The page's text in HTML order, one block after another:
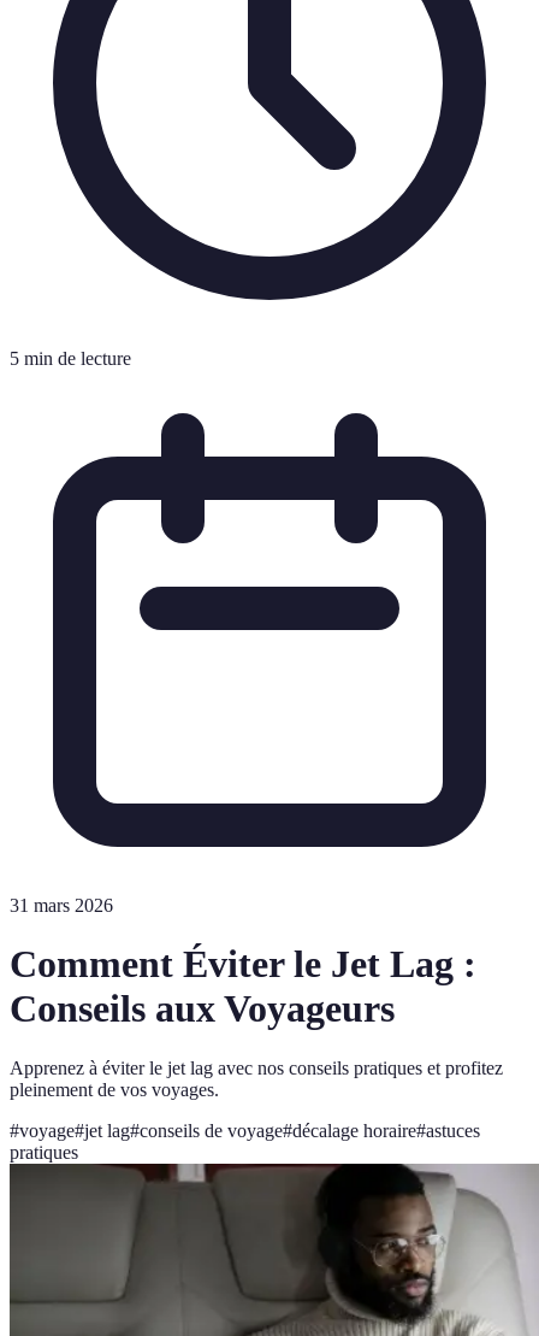
5 min de lecture
31 mars 2026
Comment Éviter le Jet Lag :
Conseils aux Voyageurs
Apprenez à éviter le jet lag avec nos conseils pratiques et profitez
pleinement de vos voyages.
#voyage#jet lag#conseils de voyage#décalage horaire#astuces
pratiques